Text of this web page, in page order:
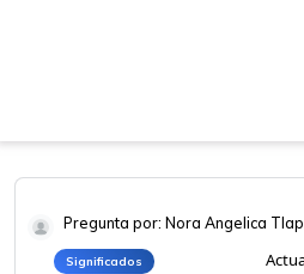
Pregunta por: Nora Angelica
Significados